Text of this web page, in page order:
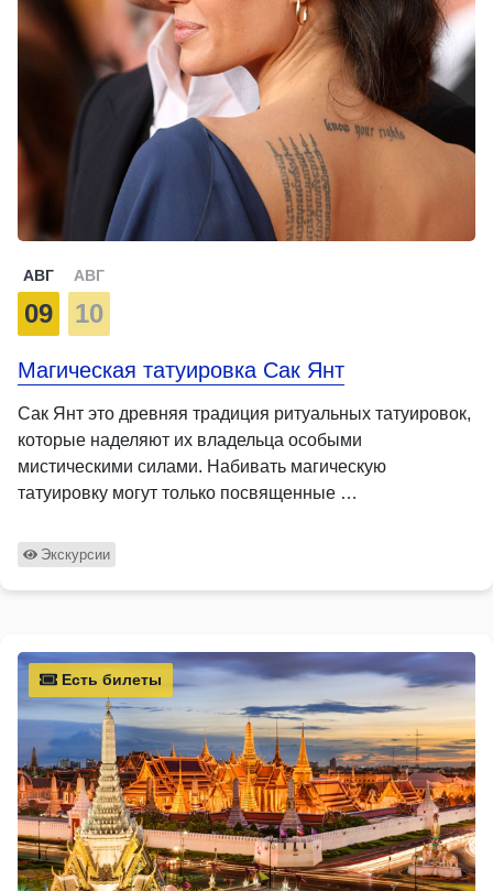
АВГ
09
АВГ
10
Магическая татуировка Сак Янт
Сак Янт это древняя традиция ритуальных татуировок,
которые наделяют их владельца особыми
мистическими силами. Набивать магическую
татуировку могут только посвященные …
Экскурсии
Есть билеты